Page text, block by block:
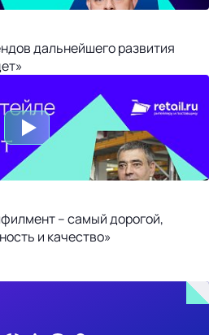
дальнейшего развития
– самый дорогой,
и качество»